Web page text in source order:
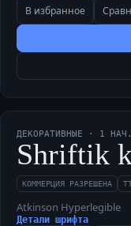
В избранное
ДЕКОРАТИВНЫЕ · 1 НАЧ.
Shriftik
КОММЕРЦИЯ РАЗРЕШЕНА
Atkinson Hyperlegible
Детали шрифта